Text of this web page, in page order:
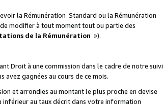
la Rémunération Standard ou la Rémunération
modifier à tout moment tout ou partie des
de la Rémunération »).
Droit à une commission dans le cadre de notre suivi
gagnées au cours de ce mois.
et arrondies au montant le plus proche en devise
inférieur au taux décrit dans votre information